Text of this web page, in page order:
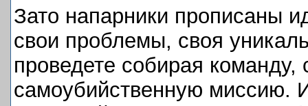
Зато напарники прописаны
свои проблемы, своя
проведете собирая команду,
самоубийственную миссию.